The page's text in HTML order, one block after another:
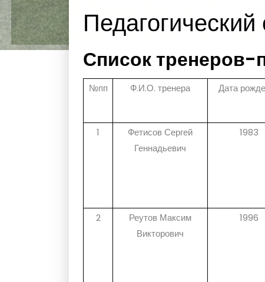
Педагогический
Список
№пп Ф.И.О. тренера Дата
1
Фетисов Сергей
Геннадьевич
1983
2
Реутов Максим
Викторович
1996